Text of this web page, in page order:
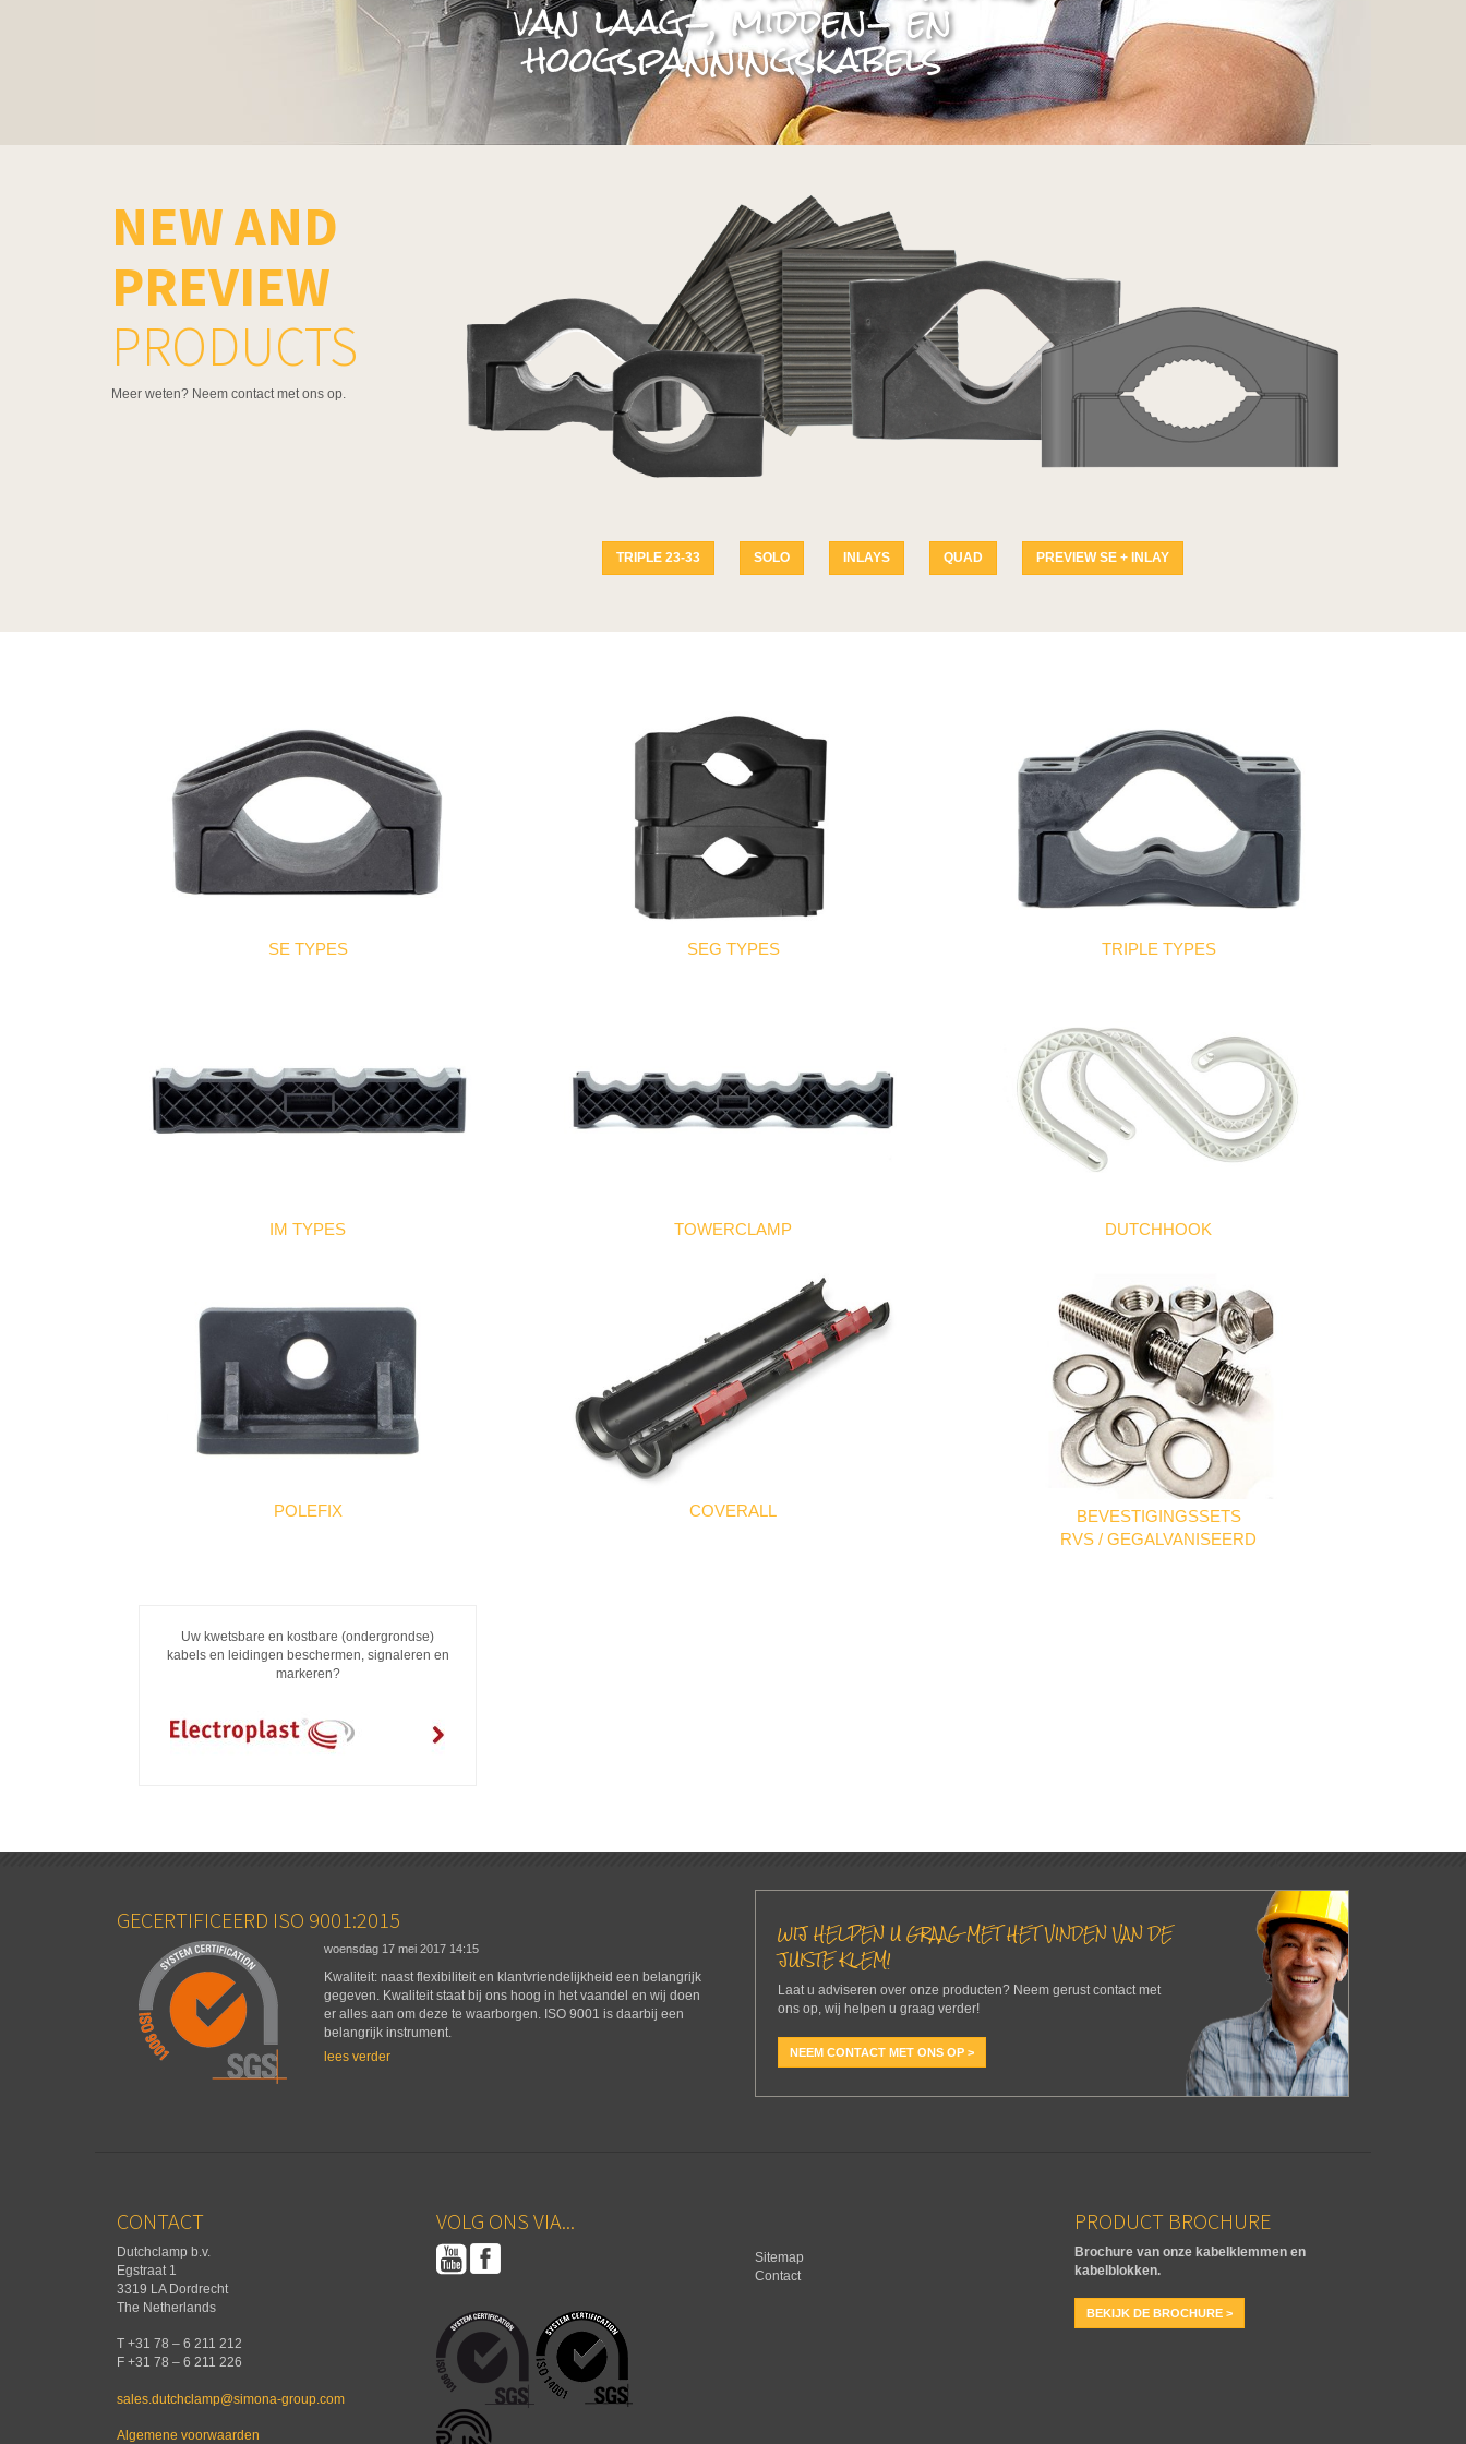
van laag-, midden- en
hoogspanningskabels
NEW AND
PREVIEW
PRODUCTS
Meer weten? Neem contact met ons op.
TRIPLE 23-33 SOLO INLAYS QUAD PREVIEW SE + INLAY
SE TYPES SEG TYPES TRIPLE TYPES
IM TYPES TOWERCLAMP DUTCHHOOK
POLEFIX COVERALL
BEVESTIGINGSSETS
RVS / GEGALVANISEERD
Uw kwetsbare en kostbare (ondergrondse)
kabels en leidingen beschermen, signaleren en
markeren?
GECERTIFICEERD ISO 9001:2015
woensdag 17 mei 2017 14:15
Kwaliteit: naast flexibiliteit en klantvriendelijkheid een belangrijk
gegeven. Kwaliteit staat bij ons hoog in het vaandel en wij doen
er alles aan om deze te waarborgen. ISO 9001 is daarbij een
belangrijk instrument.
lees verder
WIJ HELPEN U GRAAG MET HET VINDEN VAN DE
JUISTE KLEM!
Laat u adviseren over onze producten? Neem gerust contact met
ons op, wij helpen u graag verder!
NEEM CONTACT MET ONS OP >
CONTACT
Dutchclamp b.v.
Egstraat 1
3319 LA Dordrecht
The Netherlands
T +31 78 – 6 211 212
F +31 78 – 6 211 226
sales.dutchclamp@simona-group.com
Algemene voorwaarden
VOLG ONS VIA...
Sitemap
Contact
PRODUCT BROCHURE
Brochure van onze kabelklemmen en
kabelblokken.
BEKIJK DE BROCHURE >